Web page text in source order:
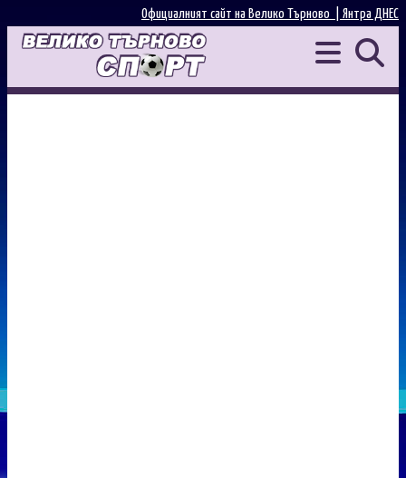
Янтра ДНЕС
Официалният сайт на Велико Търново |